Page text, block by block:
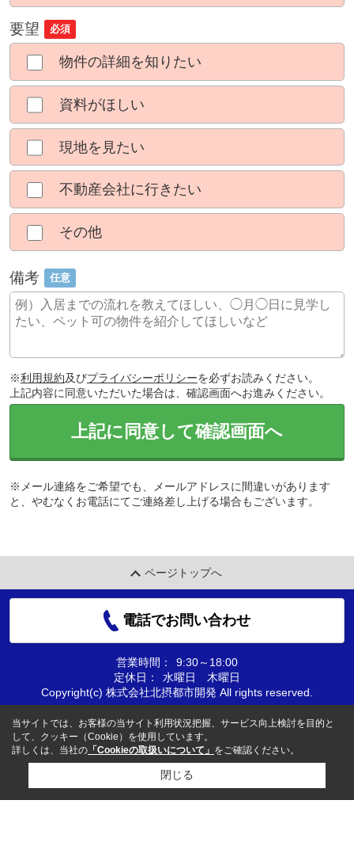
要望 必須
物件の詳細を知りたい
資料がほしい
現地を見たい
不動産会社に行きたい
その他
備考 任意
※利用規約及びプライバシーポリシーを必ずお読みください。
上記内容に同意いただいた場合は、確認画面へお進みください。
上記に同意して確認画面へ
※メール連絡をご希望でも、メールアドレスに間違いがあります
と、やむなくお電話にてご連絡差し上げる場合もございます。
ページトップへ
電話でお問い合わせ
営業時間：
9:30～18:00
定休日：
水曜日 木曜日
Copyright(c) 株式会社北摂都市開発 All rights reserved.
当サイトでは、お客様の当サイト利用状況把握、サービス向上検討を目的と
して、クッキー（Cookie）を使用しています。
詳しくは、当社の 「Cookieの取扱いについて」 をご確認ください。
閉じる